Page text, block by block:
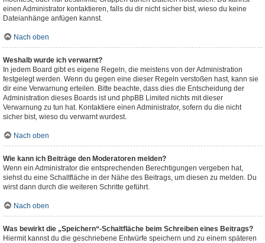
einen Administrator kontaktieren, falls du dir nicht sicher bist, wieso du keine
Dateianhänge anfügen kannst.
Nach oben
Weshalb wurde ich verwarnt?
In jedem Board gibt es eigene Regeln, die meistens von der Administration
festgelegt werden. Wenn du gegen eine dieser Regeln verstoßen hast, kann sie
dir eine Verwarnung erteilen. Bitte beachte, dass dies die Entscheidung der
Administration dieses Boards ist und phpBB Limited nichts mit dieser
Verwarnung zu tun hat. Kontaktiere einen Administrator, sofern du die nicht
sicher bist, wieso du verwarnt wurdest.
Nach oben
Wie kann ich Beiträge den Moderatoren melden?
Wenn ein Administrator die entsprechenden Berechtigungen vergeben hat,
siehst du eine Schaltfläche in der Nähe des Beitrags, um diesen zu melden. Du
wirst dann durch die weiteren Schritte geführt.
Nach oben
Was bewirkt die „Speichern“-Schaltfläche beim Schreiben eines Beitrags?
Hiermit kannst du die geschriebene Entwürfe speichern und zu einem späteren